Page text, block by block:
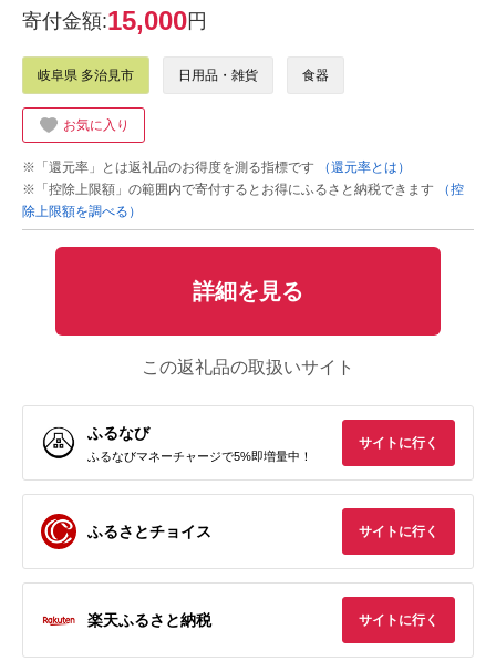
寄付金額:15,000円
岐阜県 多治見市 日用品・雑貨 食器
お気に入り
※「還元率」とは返礼品のお得度を測る指標です
（還元率とは）
※「控除上限額」の範囲内で寄付するとお得にふるさと納税できます
（控
除上限額を調べる）
詳細を見る
この返礼品の取扱いサイト
ふるなび
ふるなびマネーチャージで5%即増量中！
サイトに行く
ふるさとチョイス サイトに行く
楽天ふるさと納税 サイトに行く